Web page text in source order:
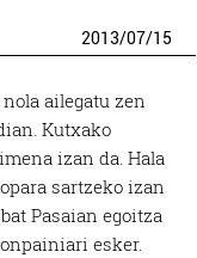
2013/07/15
ailegatu zen
Kutxako
izan da. Hala
sartzeko izan
Pasaian egoitza
esker.